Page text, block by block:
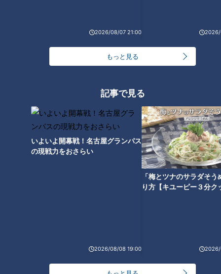
2026/08/07 21:00 2026/
もっと見る
記事で見る
いよいよ開幕戦！名古屋グランパス
の現戦力をおさらい
2026/08/08 19:00
「梅とツナのサラダそう
り方【キユーピー３分ク
2026/
まず松山投手の2024年シーズンを振り返る。
昨シーズン、育成選手として入団した男が名だたるトッププレ
て壇上に立った松山投手は、入団時とは比べ物にならない自信
に満ち溢れた顔に見えた。
松山投手「シーズン通してしっかり野球ができた結果の受賞。
良かったです！」
ルーキーイヤーの1年目に育成選手から支配下入りを果たし、
勝ちパターンの中継ぎへと成長。今年、シーズンイン直前の3
松山投手「力になれなかったというのと自分の技術が足りなか